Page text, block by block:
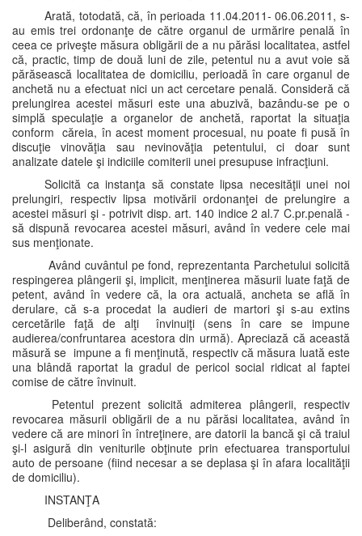
Arată, totodată, că, în perioada 11.04.2011- 06.06.2011, s-
au emis trei ordonanţe de către organul de urmărire penală în
ceea ce priveşte măsura obligării de a nu părăsi localitatea, astfel
că, practic, timp de două luni de zile, petentul nu a avut voie să
părăsească localitatea de domiciliu, perioadă în care organul de
anchetă nu a efectuat nici un act cercetare penală. Consideră că
prelungirea acestei măsuri este una abuzivă, bazându-se pe o
simplă speculaţie a organelor de anchetă, raportat la situaţia
conform căreia, în acest moment procesual, nu poate fi pusă în
discuţie vinovăţia sau nevinovăţia petentului, ci doar sunt
analizate datele şi indiciile comiterii unei presupuse infracţiuni.
Solicită ca instanţa să constate lipsa necesităţii unei noi
prelungiri, respectiv lipsa motivării ordonanţei de prelungire a
acestei măsuri şi - potrivit disp. art. 140 indice 2 al.7 C.pr.penală -
să dispună revocarea acestei măsuri, având în vedere cele mai
sus menţionate.
Având cuvântul pe fond, reprezentanta Parchetului solicită
respingerea plângerii şi, implicit, menţinerea măsurii luate faţă de
petent, având în vedere că, la ora actuală, ancheta se află în
derulare, că s-a procedat la audieri de martori şi s-au extins
cercetările faţă de alţi învinuiţi (sens în care se impune
audierea/confruntarea acestora din urmă). Apreciază că această
măsură se impune a fi menţinută, respectiv că măsura luată este
una blândă raportat la gradul de pericol social ridicat al faptei
comise de către învinuit.
Petentul prezent solicită admiterea plângerii, respectiv
revocarea măsurii obligării de a nu părăsi localitatea, având în
vedere că are minori în întreţinere, are datorii la bancă şi că traiul
şi-l asigură din veniturile obţinute prin efectuarea transportului
auto de persoane (fiind necesar a se deplasa şi în afara localităţii
de domiciliu).
INSTANŢA
Deliberând, constată: